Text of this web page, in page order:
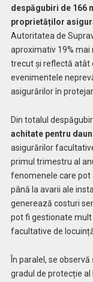
despăgubiri de 166
proprietăților
Autoritatea de
aproximativ 19% mai
trecut și reflectă atât
evenimentele
asigurărilor în
Din totalul
achitate pentru
asigurărilor
primul trimestru al
fenomenele care pot
până la avarii ale
generează costuri
pot fi gestionate
facultative de
În paralel, se
gradul de protecție